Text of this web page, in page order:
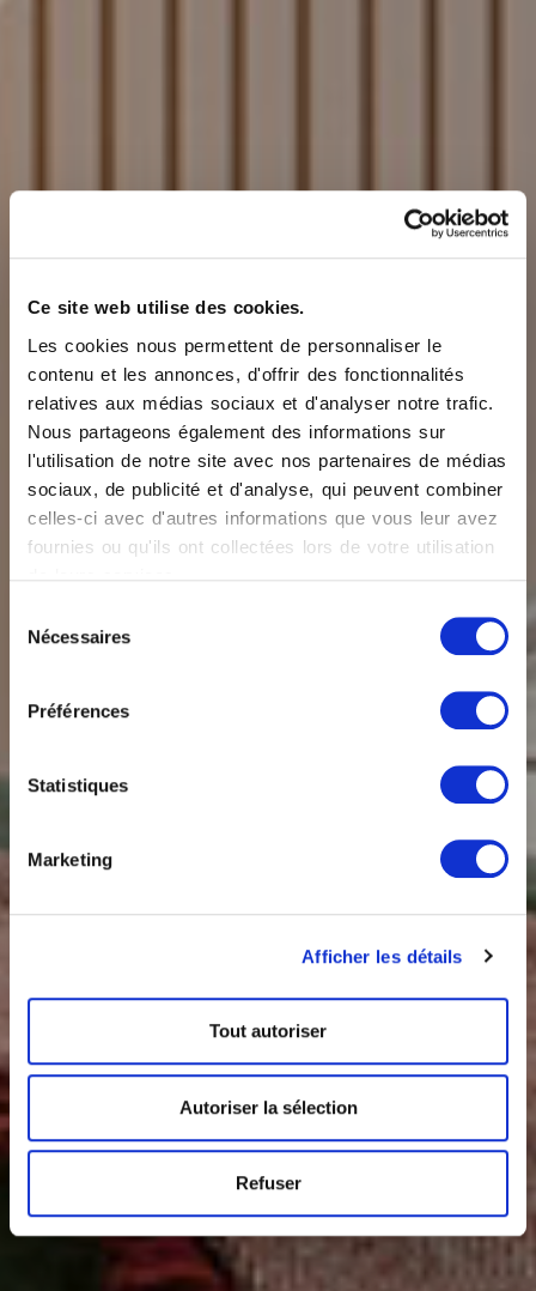
Ce site web utilise des cookies.
Les cookies nous permettent de personnaliser le
contenu et les annonces, d'offrir des fonctionnalités
relatives aux médias sociaux et d'analyser notre trafic.
Nous partageons également des informations sur
l'utilisation de notre site avec nos partenaires de médias
sociaux, de publicité et d'analyse, qui peuvent combiner
celles-ci avec d'autres informations que vous leur avez
fournies ou qu'ils ont collectées lors de votre utilisation
Nécessaires
Préférences
Statistiques
Marketing
Afficher les détails
Tout autoriser
Autoriser la sélection
Refuser